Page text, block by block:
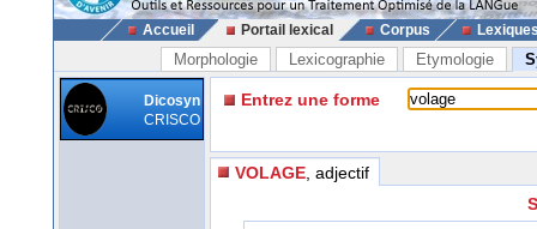
Accueil Portail lexical Corpus
Morphologie Lexicographie Etymologie
Dicosyn
CRISCO
Entrez une forme
VOLAGE , adjectif